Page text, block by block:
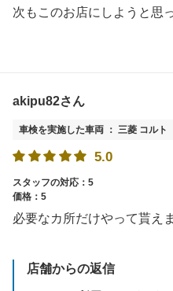
次もこのお店にしようと思
akipu82さん
車検を実施した車両 ： 三菱 コルト
5.0
スタッフの対応：5
価格：5
必要なカ所だけやって貰え
店舗からの返信